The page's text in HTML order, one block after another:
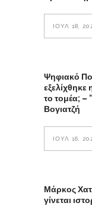
ΙΟΎΛ 18,
Ψηφιακό
εξελίχθηκε
το τομέα; –
Βογιατζή
ΙΟΎΛ 16,
Μάρκος
γίνεται